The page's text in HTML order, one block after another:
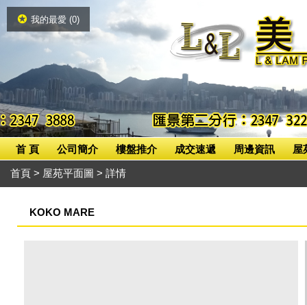
我的最愛 (0)
首 頁 公司簡介 樓盤推介 成交速遞 周邊資訊 屋
首頁 > 屋苑平面圖 > 詳情
KOKO MARE